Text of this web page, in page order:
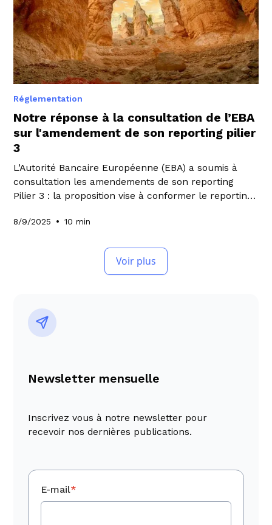
pourraient façonner l'avenir de la planification de la
transition au Royaume-Uni.
Réglementation
Notre réponse à la consultation de l’EBA
sur l'amendement de son reporting pilier
3
L’Autorité Bancaire Européenne (EBA) a soumis à
consultation les amendements de son reporting
Pilier 3 : la proposition vise à conformer le reporting
compte des rapports publiés les années
réglementaires liés à Omnibus. Découvrez dans cet
article la réponse de Weefin à cette consultation.
8/9/2025 • 10 min
Voir plus
Newsletter mensuelle
Inscrivez vous à notre newsletter pour
recevoir nos dernières publications.
E-mail*